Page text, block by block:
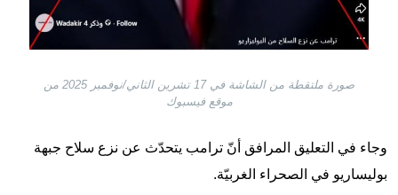
صورة ملتقطة من الشاشة في 17 تشرين الثاني/نوفمبر 2025 من
موقع فيسبوك
وجاء في التعليق المرافق أنّ ترامب يتحدّث عن نزع سلاح جبهة
بوليساريو في الصحراء الغربيّة.